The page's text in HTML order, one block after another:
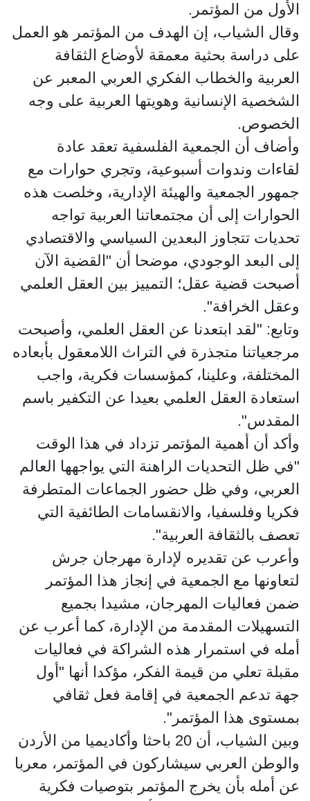
الأول من المؤتمر.
وقال الشياب، إن الهدف من المؤتمر هو العمل
على دراسة بحثية معمقة لأوضاع الثقافة
العربية والخطاب الفكري العربي المعبر عن
الشخصية الإنسانية وهويتها العربية على وجه
الخصوص.
وأضاف أن الجمعية الفلسفية تعقد عادة
لقاءات وندوات أسبوعية، وتجري حوارات مع
جمهور الجمعية والهيئة الإدارية، وخلصت هذه
الحوارات إلى أن مجتمعاتنا العربية تواجه
تحديات تتجاوز البعدين السياسي والاقتصادي
إلى البعد الوجودي، موضحا أن "القضية الآن
أصبحت قضية عقل؛ التمييز بين العقل العلمي
وعقل الخرافة".
وتابع: "لقد ابتعدنا عن العقل العلمي، وأصبحت
مرجعياتنا متجذرة في التراث اللامعقول بأبعاده
المختلفة، وعلينا، كمؤسسات فكرية، واجب
استعادة العقل العلمي بعيدا عن التكفير باسم
المقدس".
وأكد أن أهمية المؤتمر تزداد في هذا الوقت
"في ظل التحديات الراهنة التي يواجهها العالم
العربي، وفي ظل حضور الجماعات المتطرفة
فكريا وفلسفيا، والانقسامات الطائفية التي
تعصف بالثقافة العربية".
وأعرب عن تقديره لإدارة مهرجان جرش
لتعاونها مع الجمعية في إنجاز هذا المؤتمر
ضمن فعاليات المهرجان، مشيدا بجميع
التسهيلات المقدمة من الإدارة، كما أعرب عن
أمله في استمرار هذه الشراكة في فعاليات
مقبلة تعلي من قيمة الفكر، مؤكدا أنها "أول
جهة تدعم الجمعية في إقامة فعل ثقافي
بمستوى هذا المؤتمر".
وبين الشياب، أن 20 باحثا وأكاديميا من الأردن
والوطن العربي سيشاركون في المؤتمر، معربا
عن أمله بأن يخرج المؤتمر بتوصيات فكرية